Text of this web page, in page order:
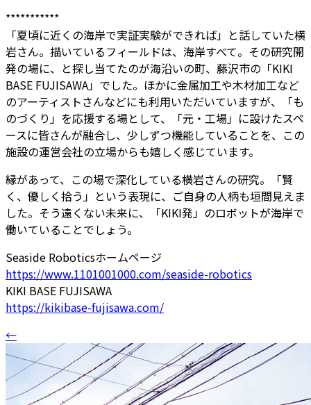
***********
「夏頃に近くの海岸で実証実験ができれば」と話していた横
岩さん。描いているフィールドは、海岸すべて。その研究開
発の場に、と探し当てたのが海沿いの町、藤沢市の「KIKI
BASE FUJISAWA」でした。ほかに金属加工や木材加工など
のアーティストさんなどにも利用いただいていますが、「も
のづくり」を応援する場として、「元・工場」に設けたスペ
ースに皆さんが融合し、少しずつ機能していることを、この
施設の運営会社の立場からも嬉しく感じています。
縁があって、この場で深化している横岩さんの研究。「賢
く、優しく拾う」という表現に、ご自身の人柄も垣間見えま
した。そう遠くない未来に、「KIKI発」のロボットが海岸で
働いていることでしょう。
Seaside Roboticsホームページ
https://www.1101001000.com/seaside-robotics
KIKI BASE FUJISAWA
https://kikibase-fujisawa.com/
←